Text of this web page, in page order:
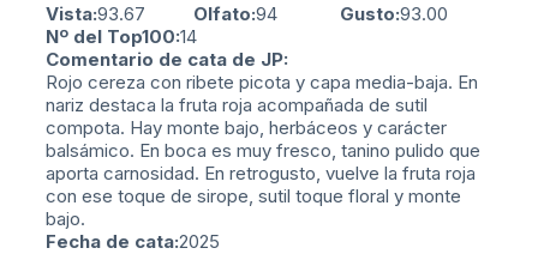
Vista:93.67 Olfato:94 Gusto:93.00
Nº del Top100:14
Comentario de cata de JP:
Rojo cereza con ribete picota y capa media-baja. En
nariz destaca la fruta roja acompañada de sutil
compota. Hay monte bajo, herbáceos y carácter
balsámico. En boca es muy fresco, tanino pulido que
aporta carnosidad. En retrogusto, vuelve la fruta roja
con ese toque de sirope, sutil toque floral y monte
bajo.
Fecha de cata:2025